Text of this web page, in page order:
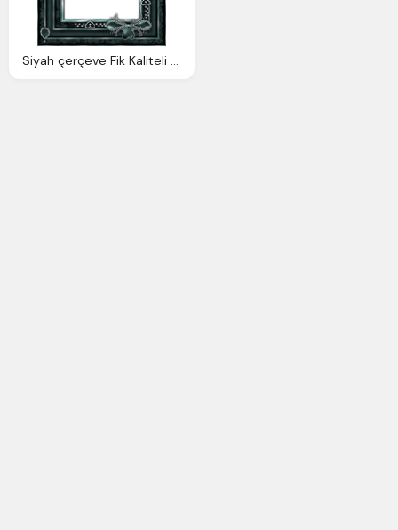
Siyah çerçeve Fik Kaliteli Png Resimleri